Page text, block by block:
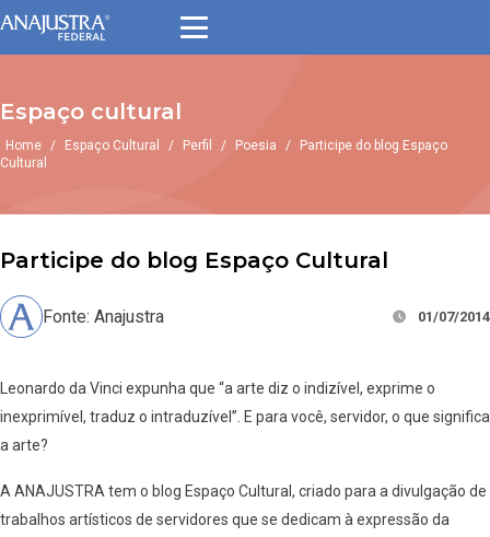
Espaço cultural
Home / Espaço Cultural / Perfil / Poesia /
Participe do blog Espaço
Cultural
Participe do blog Espaço Cultural
Fonte: Anajustra 01/07/2014
Leonardo da Vinci expunha que “a arte diz o indizível, exprime o
inexprimível, traduz o intraduzível”. E para você, servidor, o que significa
a arte?
A ANAJUSTRA tem o blog Espaço Cultural, criado para a divulgação de
trabalhos artísticos de servidores que se dedicam à expressão da